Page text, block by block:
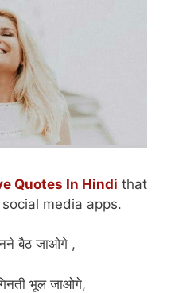
Quotes In Hindi that
media apps.
बैठ जाओगे ,
भूल जाओगे,